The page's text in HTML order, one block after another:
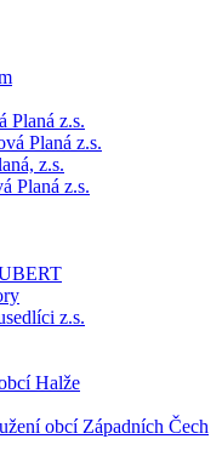
Planá z.s.
Planá z.s.
z.s.
Planá z.s.
z.s.
Halže
obcí Západních Čech